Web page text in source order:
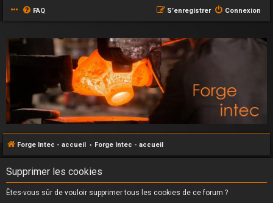
FAQ Connexion
S’enregistrer
Forge Intec - accueil Forge Intec - accueil
Supprimer les cookies
Êtes-vous sûr de vouloir supprimer tous les cookies de ce forum ?